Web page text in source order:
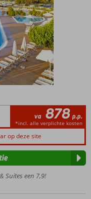
va 878 p.p.
*incl. alle verplichte kosten
op deze site
Suites een 7,9!